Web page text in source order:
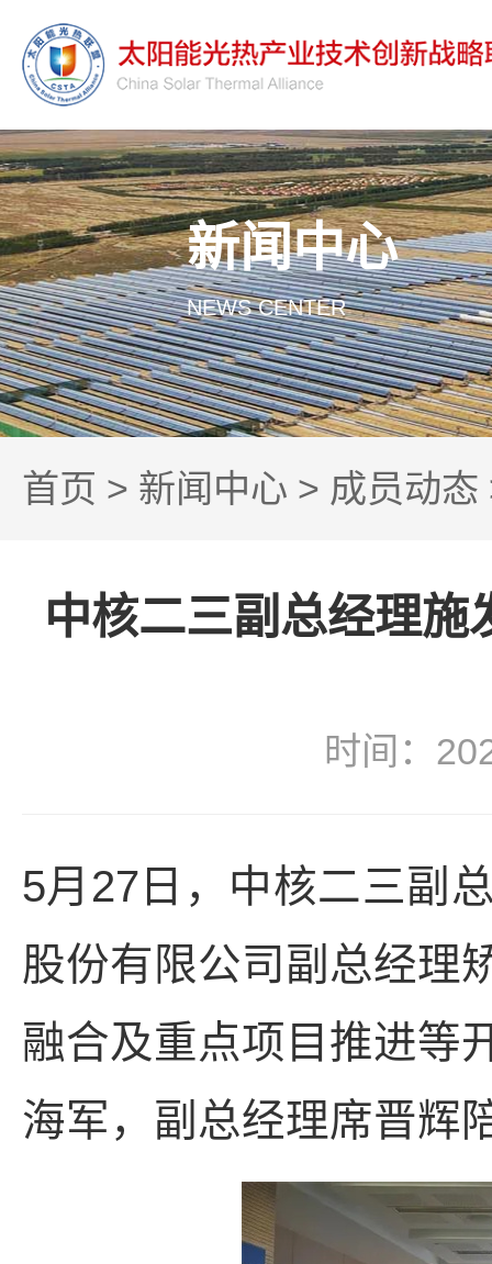
新闻中心
NEWS CENTER
首页 > 新闻中心 > 成员动态
中核二三副总经理施
时间：
5月27日，中核二三副
股份有限公司副总经理
融合及重点项目推进等
海军，副总经理席晋辉